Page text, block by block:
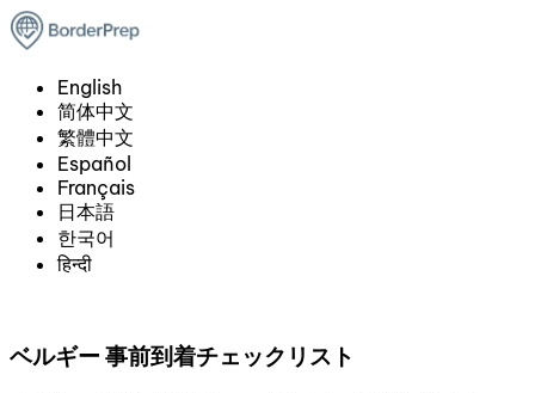
English
简体中文
繁體中文
Español
Français
日本語
한국어
हिन्दी
ベルギー 事前到着チェックリスト